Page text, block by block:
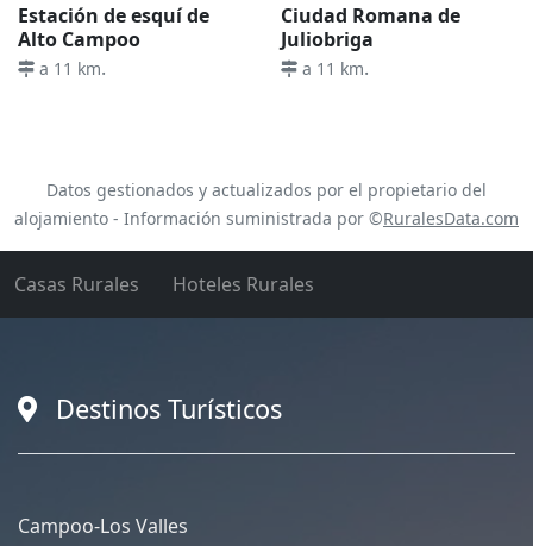
Estación de esquí de
Alto Campoo
a 11 km.
Ciudad Romana de
Juliobriga
a 11 km.
Datos gestionados y actualizados por el propietario del
alojamiento - Información suministrada por ©RuralesData.com
Casas Rurales Hoteles Rurales
Destinos Turísticos
Campoo-Los Valles